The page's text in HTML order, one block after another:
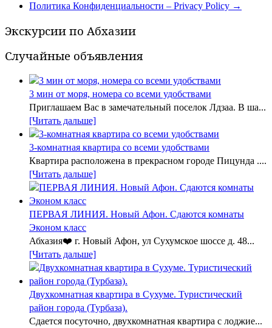
Политика Конфиденциальности – Privacy Policy →
Экскурсии по Абхазии
Случайные объявления
3 мин от моря, номера со всеми удобствами
Приглашаем Вас в замечательный поселок Лдзаа. В ша...
[Читать дальше]
3-комнатная квартира со всеми удобствами
Квартира расположена в прекрасном городе Пицунда ....
[Читать дальше]
ПЕРВАЯ ЛИНИЯ. Новый Афон. Сдаются комнаты
Эконом класс
Абхазия❤️ г. Новый Афон, ул Сухумское шоссе д. 48...
[Читать дальше]
Двухкомнатная квартира в Сухуме. Туристический
район города (Турбаза).
Сдается посуточно, двухкомнатная квартира с лоджие...